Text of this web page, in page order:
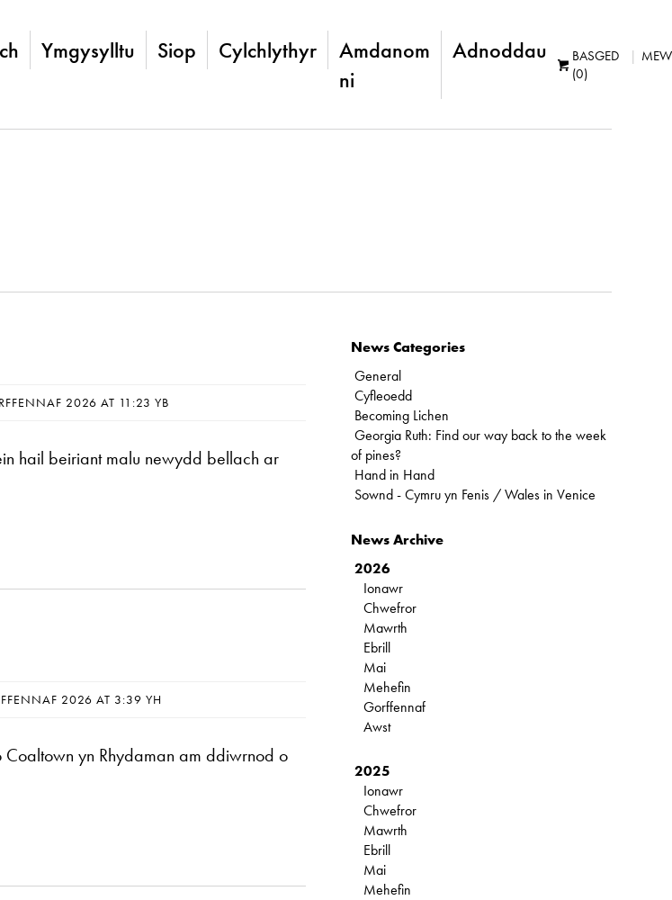
Ymgysylltu Siop Cylchlythyr
Amdanom
ni
Adnoddau
BASGED
(0)
2026 AT 11:23 YB
hail beiriant malu newydd bellach ar
2026 AT 3:39 YH
yn Rhydaman am ddiwrnod o
News Categories
General
Cyfleoedd
Becoming Lichen
Georgia Ruth: Find our way back to the week
of pines?
Hand in Hand
Sownd - Cymru yn Fenis / Wales in Venice
News Archive
2026
Ionawr
Chwefror
Mawrth
Ebrill
Mai
Mehefin
Gorffennaf
Awst
2025
Ionawr
Chwefror
Mawrth
Ebrill
Mai
Mehefin